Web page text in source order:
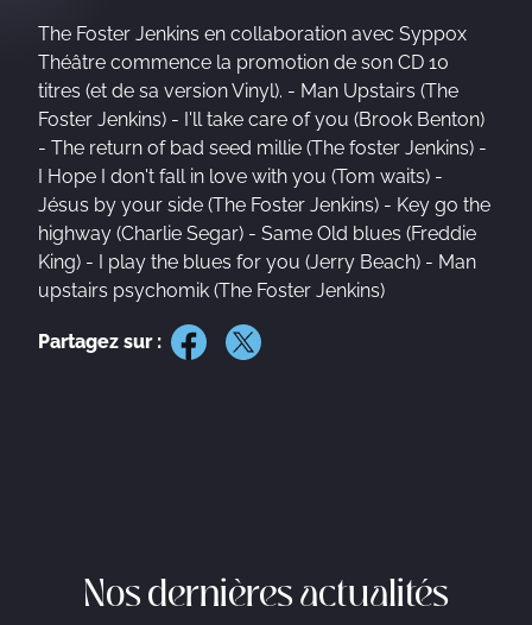
The Foster Jenkins en collaboration avec Syppox
Théâtre commence la promotion de son CD 10
titres (et de sa version Vinyl). - Man Upstairs (The
Foster Jenkins) - I'll take care of you (Brook Benton)
- The return of bad seed millie (The foster Jenkins) -
I Hope I don't fall in love with you (Tom waits) -
Jésus by your side (The Foster Jenkins) - Key go the
highway (Charlie Segar) - Same Old blues (Freddie
King) - I play the blues for you (Jerry Beach) - Man
upstairs psychomik (The Foster Jenkins)
Partagez sur :
Nos dernières actualités